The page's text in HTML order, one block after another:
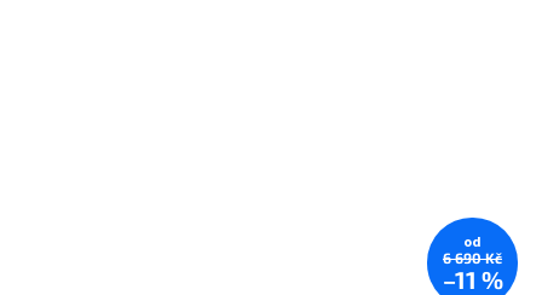
od
6 690 Kč
–11 %